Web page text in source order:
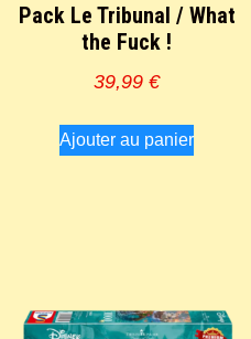
Pack Le Tribunal / What
the Fuck !
39,99€
Ajouter au panier